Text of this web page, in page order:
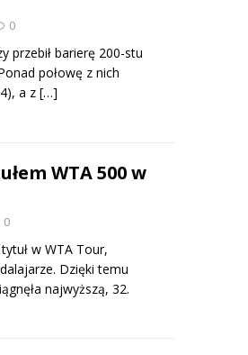
0
przebił barierę 200-stu
połowę z nich
a z […]
WTA 500 w
0
w WTA Tour,
Dzięki temu
najwyższą, 32.